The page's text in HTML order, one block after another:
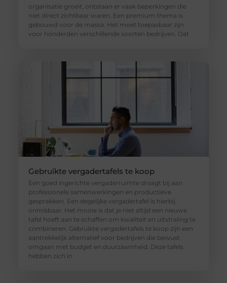
organisatie groeit, ontstaan er vaak beperkingen die
niet direct zichtbaar waren. Een premium thema is
gebouwd voor de massa. Het moet toepasbaar zijn
voor honderden verschillende soorten bedrijven. Dat
Gebruikte vergadertafels te koop
Een goed ingerichte vergaderruimte draagt bij aan
professionele samenwerkingen en productieve
gesprekken. Een degelijke vergadertafel is hierbij
onmisbaar. Het mooie is dat je niet altijd een nieuwe
tafel hoeft aan te schaffen om kwaliteit en uitstraling te
combineren. Gebruikte vergadertafels te koop zijn een
aantrekkelijk alternatief voor bedrijven die bewust
omgaan met budget en duurzaamheid. Deze tafels
hebben zich in